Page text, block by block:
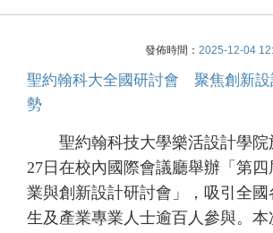
發佈時間： 2025-12-04
聖約翰科大全國研討會 聚焦創新設
勢
聖約翰科技大學樂活設計學院
27日在校內國際會議廳舉辦「第
業與創新設計研討會」，吸引全國
生及產業專業人士逾百人參與。本